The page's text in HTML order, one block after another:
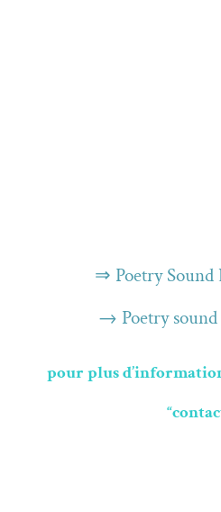
⇒ Poet­ry Sound
→ Poet­ry
pour plus